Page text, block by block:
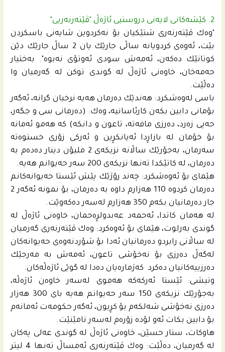
2. کێشەکانی لایەنی دروستیی ئاژەڵ "ڤێته‌رنه‌ریى"
"وه‌ك ڤێته‌رنه‌رى شتێكیان بۆ نه‌كردوین شایه‌نى باسكردن
بێت، ئه‌وه‌ى كردویانه‌ ساڵى جارێك یان 2 ساڵ جارێك دێن
كوتانێك ده‌كه‌ن، ئه‌مه‌ش سودى ئه‌وتۆى نه‌بوه‌". به‌ختیار
حه‌مه‌خان، خاوه‌نى ئاژه‌ڵ له‌ گوندى توكن له‌ گه‌رمیان وا
ده‌ڵێت.
باسى له‌وه‌شكرد: هه‌ندێك ده‌رمان هه‌یه‌ نرخیان گرانه‌، ئه‌گه‌ر
بۆمانى دابین بكه‌ن كارئاسانیه‌، وه‌ك: (ده‌رمانى سی و جگه‌ر،
حه‌پى زه‌رد، ده‌رزى مافه‌ته‌، تاعون و دانكه‌) كه‌ هه‌مو ئه‌مانه‌
بۆ خۆمان له‌ بازاڕدا ئه‌یانكڕین و ئه‌ركى زۆرى خستوه‌ته‌
سه‌رمان، به‌جۆرێك ساڵانه‌ نزیكه‌ى 2 ملیۆن دینار ده‌ده‌م به‌
ده‌رمان، له‌ كاتێكدا ته‌نها نزیكه‌ى 200 سه‌ر حه‌یوانم هه‌یه‌.
هێماى بۆ ئه‌وه‌شكرد: چه‌ند رۆژێك پێش ئێستا حه‌یوانه‌كانم
ده‌رمان كردوه‌ 110 هه‌زارم داوه‌ به‌ ده‌رمان، بۆ نمونه‌ ئه‌گه‌ر 2
جار ده‌رمانیان بكه‌م 350 هه‌زارم له‌سه‌ر ده‌كه‌وێت.
له‌ هه‌مان كاتدا، ئه‌حمه‌د عه‌بدولڕه‌حمان، خاوه‌نى ئاژه‌ڵ له‌
گوندى به‌رلوت، هێماى بۆ ئه‌وه‌كرد: وه‌ك ڤێته‌رنه‌رى گه‌رمیان
له‌ ساڵانى رابردو ده‌رمانیان ئه‌دا بۆ شۆردنه‌وه‌ى حه‌یوانه‌كان
له‌گه‌ڵ ده‌رزى بۆ نه‌خۆشى تاعون، ئه‌مه‌ش به‌ مه‌رجێك
ده‌رزییه‌كانیان ده‌كرد كه‌ژماره‌یان ده‌دا له‌ گوێى ئاژه‌ڵه‌كان.
وتیشى: ئێستا ئه‌ركه‌كه‌ هه‌موى له‌سه‌ر خاوه‌ن ئاژه‌ڵه‌،
به‌جۆرێك نزیكه‌ى 150 سه‌ر حه‌یوانم هه‌یه‌ باى 300 هه‌زار
ده‌رزى نه‌خۆشى شه‌لكه‌م بۆ كڕیون‌، ئه‌گه‌ر حكومه‌ت ئه‌مانه‌م
بۆ دابین بكات ئه‌و لۆده‌ زۆره‌م له‌سه‌ر نامێنێت.
هاوكات، ستار حسێن، خاوه‌نى ئاژه‌ڵ له‌ گوندى عه‌لى په‌كان
له‌ گه‌رمیان، ده‌ڵێت: وه‌ك ڤێته‌رنه‌رى ئه‌مساڵ ته‌نها 4 لیتر